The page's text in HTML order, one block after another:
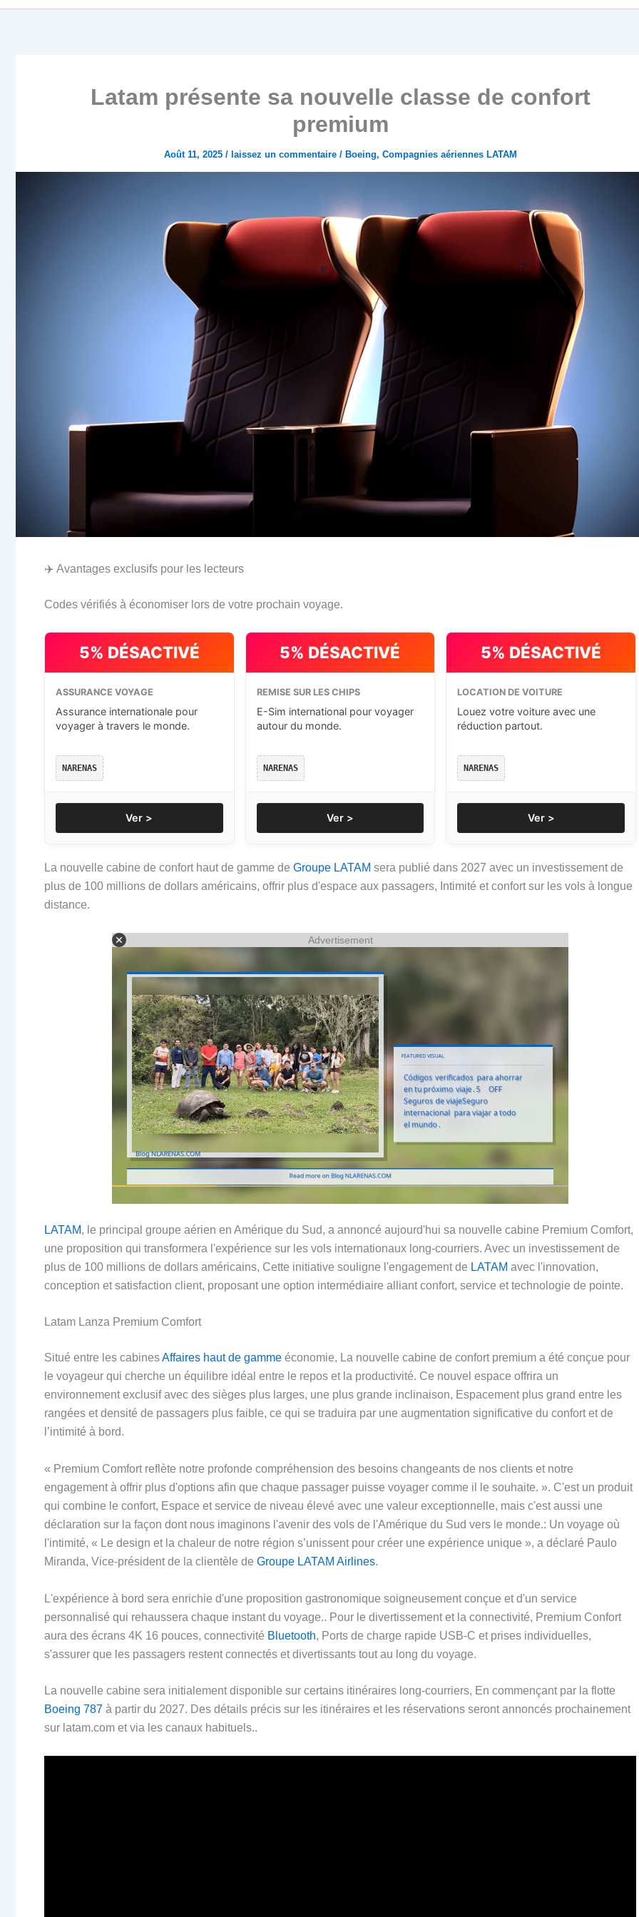
Latam présente sa nouvelle classe de confort
premium
Août 11, 2025 / laissez un commentaire / Boeing, Compagnies aériennes LATAM
✈️ Avantages exclusifs pour les lecteurs
Codes vérifiés à économiser lors de votre prochain voyage.
5% DÉSACTIVÉ
ASSURANCE VOYAGE
Assurance internationale pour
voyager à travers le monde.
NARENAS
Ver >
5% DÉSACTIVÉ
REMISE SUR LES CHIPS
E-Sim international pour voyager
autour du monde.
NARENAS
Ver >
5% DÉSACTIVÉ
LOCATION DE VOITURE
Louez votre voiture avec une
réduction partout.
NARENAS
Ver >
La nouvelle cabine de confort haut de gamme de Groupe LATAM sera publié dans 2027 avec un investissement de
plus de 100 millions de dollars américains, offrir plus d'espace aux passagers, Intimité et confort sur les vols à longue
distance.
Advertisement
LATAM, le principal groupe aérien en Amérique du Sud, a annoncé aujourd'hui sa nouvelle cabine Premium Comfort,
une proposition qui transformera l'expérience sur les vols internationaux long-courriers. Avec un investissement de
plus de 100 millions de dollars américains, Cette initiative souligne l'engagement de LATAM avec l'innovation,
conception et satisfaction client, proposant une option intermédiaire alliant confort, service et technologie de pointe.
Latam Lanza Premium Comfort
Situé entre les cabinesAffaires haut de gamme économie, La nouvelle cabine de confort premium a été conçue pour
le voyageur qui cherche un équilibre idéal entre le repos et la productivité. Ce nouvel espace offrira un
environnement exclusif avec des sièges plus larges, une plus grande inclinaison, Espacement plus grand entre les
rangées et densité de passagers plus faible, ce qui se traduira par une augmentation significative du confort et de
l’intimité à bord.
« Premium Comfort reflète notre profonde compréhension des besoins changeants de nos clients et notre
engagement à offrir plus d'options afin que chaque passager puisse voyager comme il le souhaite. ». C'est un produit
qui combine le confort, Espace et service de niveau élevé avec une valeur exceptionnelle, mais c'est aussi une
déclaration sur la façon dont nous imaginons l'avenir des vols de l'Amérique du Sud vers le monde.: Un voyage où
l'intimité, « Le design et la chaleur de notre région s’unissent pour créer une expérience unique », a déclaré Paulo
Miranda, Vice-président de la clientèle de Groupe LATAM Airlines.
L'expérience à bord sera enrichie d'une proposition gastronomique soigneusement conçue et d'un service
personnalisé qui rehaussera chaque instant du voyage.. Pour le divertissement et la connectivité, Premium Confort
aura des écrans 4K 16 pouces, connectivité Bluetooth, Ports de charge rapide USB-C et prises individuelles,
s'assurer que les passagers restent connectés et divertissants tout au long du voyage.
La nouvelle cabine sera initialement disponible sur certains itinéraires long-courriers, En commençant par la flotte
Boeing 787 à partir du 2027. Des détails précis sur les itinéraires et les réservations seront annoncés prochainement
sur latam.com et via les canaux habituels..